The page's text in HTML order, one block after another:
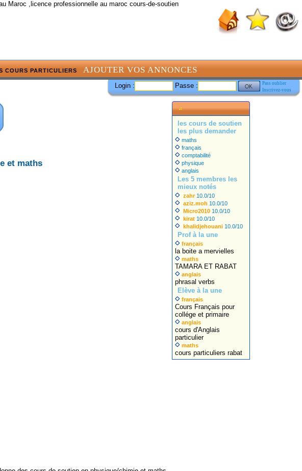
Maroc ,licence professionnelle au maroc cours-de-soutien
COURS PARTICULIERS AJOUTER VOS ANNONCES
Login : Passe :
Pass oublier
Inscrivez-vous
et maths
les cours de soutien
les plus demander
maths
français
comptabilité
physique
anglais
Les 5 membres les
mieux notés
zahr 10.0/10
aziz.moh 10.0/10
Micro2010 10.0/10
kirat 10.0/10
khalidjehouani 10.0/10
Prof à la une
français
la boite a mervielles
maths
TAMARA ET RABAT
anglais
phrasal verbs
Elève à la une
français
Cours Français pour
collége et primaire
anglais
cours d'Anglais
particulier
maths
cours particuliers rabat